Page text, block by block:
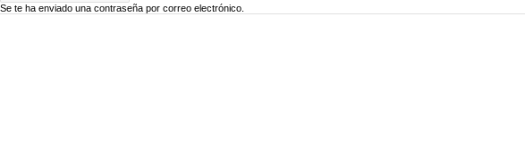
Se te ha enviado una contraseña por correo electrónico.